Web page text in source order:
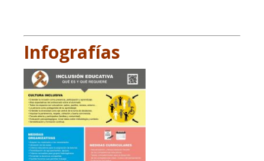
Infografías